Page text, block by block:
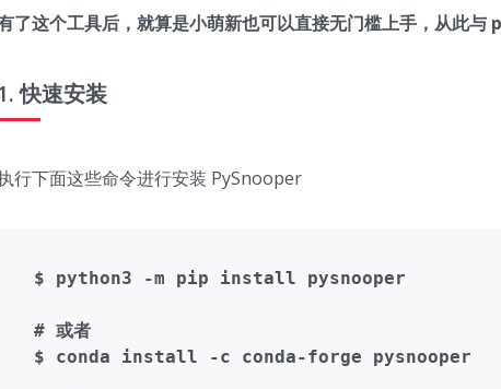
了这个工具后，就算是小萌新也可以直接无门槛上手，从此与
快速安装
行下面这些命令进行安装 PySnooper
$ python3 -m pip install pysnooper
# 或者
$ conda install -c conda-forge pysnooper